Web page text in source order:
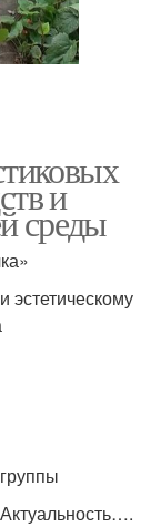
и
среды
эстетическому